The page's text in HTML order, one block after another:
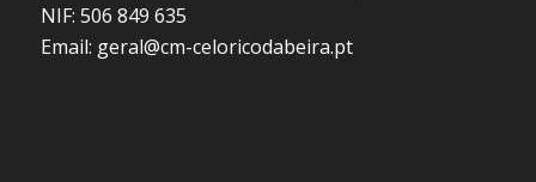
NIF: 506 849 635
Email: geral@cm-celoricodabeira.pt